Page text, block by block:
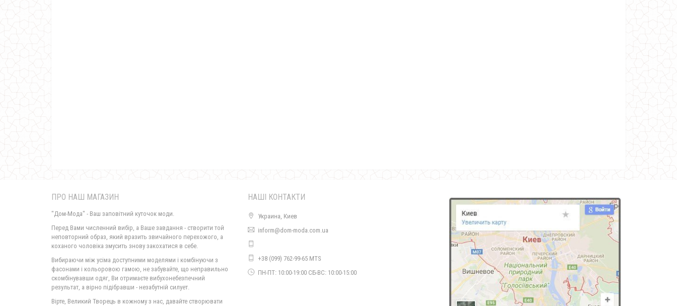
ПРО НАШ МАГАЗИН
"Дом-Мода" - Ваш заповітний куточок моди.
Перед Вами численний вибір, а Ваше завдання - створити той
неповторний образ, який вразить звичайного перехожого, а
коханого чоловіка змусить знову закохатися в себе.
Вибираючи між усіма доступними моделями і комбінуючи з
фасонами і кольоровою гамою, не забувайте, що неправильно
скомбінувавши одяг, Ви отримаєте вибухонебезпечний
результат, а вірно підібравши - незабутній силует.
Вірте, Великий Творець в кожному з нас, давайте створювати
НАШІ КОНТАКТИ
Украина, Киев
inform@dom-moda.com.ua
+38 (099) 762-99-65 MTS
ПН-ПТ: 10:00-19:00 СБ-ВС: 10:00-15:00